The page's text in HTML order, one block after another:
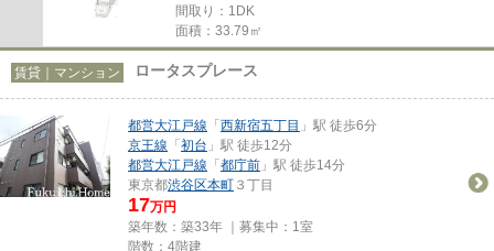
間取り：1DK
面積：33.79㎡
賃貸｜マンション ロータスプレース
都営大江戸線 「西新宿五丁目 」駅 徒歩6分
京王線 「初台 」駅 徒歩12分
都営大江戸線 「都庁前 」駅 徒歩14分
東京都渋谷区本町 ３丁目
17万円
築年数：築33年 ｜募集中： 1室
階数：4階建